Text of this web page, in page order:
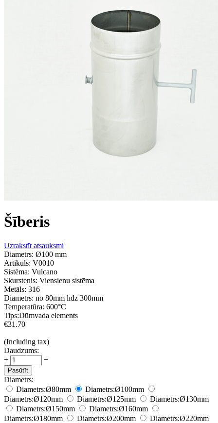
Šīberis
Uzrakstīt atsauksmi
Diametrs: Ø100 mm
Artikuls: V0010
Sistēma: Vulcano
Skurstenis: Viensienu sistēma
Metāls: 316
Diametrs: no 80mm līdz 300mm
Temperatūra: 600°С
Tips:Dūmvada elements
€31.70
(Including tax)
Daudzums:
+
−
Pasūtīt
Diametrs:
Diametrs:Ø80mm Diametrs:Ø100mm
Diametrs:Ø120mm Diametrs:Ø125mm Diametrs:Ø130mm
Diametrs:Ø150mm Diametrs:Ø160mm
Diametrs:Ø180mm Diametrs:Ø200mm Diametrs:Ø220mm